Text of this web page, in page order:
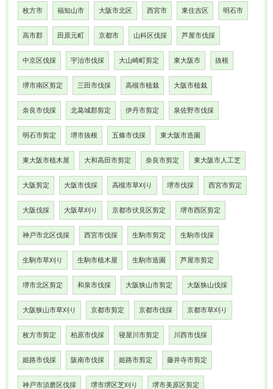
枚方市 福知山市 大阪市北区 西宮市 東住吉区 明石市
高市郡 田原元町 京都市 山科区伐採 芦屋市伐採
中京区伐採 宇治市伐採 大山崎町剪定 東大阪市 抜根
堺市南区剪定 三田市伐採 高槻市植栽 大阪市植栽
奈良市伐採 北葛城郡剪定 伊丹市剪定 泉佐野市伐採
明石市剪定 堺市抜根 五條市伐採 東大阪市造園
東大阪市植木屋 大和高田市剪定 奈良市剪定 東大阪市人工芝
大阪剪定 大阪市伐採 高槻市草刈り 堺市伐採 西宮市剪定
大阪伐採 大阪草刈り 京都市伏見区剪定 堺市西区剪定
神戸市北区伐採 西宮市伐採 生駒市剪定 生駒市伐採
生駒市草刈り 生駒市植木屋 生駒市造園 芦屋市剪定
堺市北区剪定 和泉市伐採 大阪狭山市剪定 大阪狭山伐採
大阪狭山市草刈り 京都市剪定 京都市伐採 京都市草刈り
枚方市剪定 柏原市伐採 寝屋川市剪定 川西市伐採
姫路市伐採 阪南市伐採 姫路市剪定 藤井寺市剪定
神戸市須磨区伐採 堺市堺区芝刈り 堺市美原区剪定